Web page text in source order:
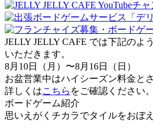
JELLY JELLY CAFE では下記のよ
いただきます。
8月10日（月）〜8月16日（日）
お盆営業中はハイシーズン料金と
詳しくはこちら をご確認ください。
ボードゲーム紹介
思いえがくチカラでタイルをおぼ